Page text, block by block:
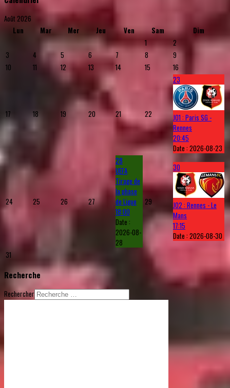
Août 2026
Lun
Mar Mer Jeu Ven Sam
Dim
1
2
3
4 5 6 7 8
9
10
11 12 13 14 15 16
17 18 19 20 21 22
23
J01 : Paris SG -
Rennes
20:45
Date :2026-08-23
24 25 26 27
28
UEFA
Tirage de
la phase
de Ligue
18:00
Date :
2026-08-
28
29
30
J02 : Rennes - Le
Mans
17:15
Date :2026-08-30
31
Recherche
Rechercher